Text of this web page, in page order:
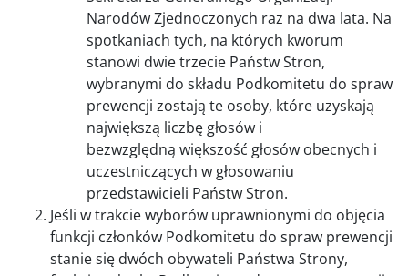
Narodów Zjednoczonych raz na dwa lata. Na
spotkaniach tych, na których kworum
stanowi dwie trzecie Państw Stron,
wybranymi do składu Podkomitetu do spraw
prewencji zostają te osoby, które uzyskają
największą liczbę głosów i
bezwzględną większość głosów obecnych i
uczestniczących w głosowaniu
przedstawicieli Państw Stron.
Jeśli w trakcie wyborów uprawnionymi do objęcia
funkcji członków Podkomitetu do spraw prewencji
stanie się dwóch obywateli Państwa Strony,